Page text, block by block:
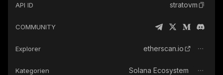
API ID stratovm
COMMUNITY
Explorer etherscan.io
Kategorien Solana Ecosystem